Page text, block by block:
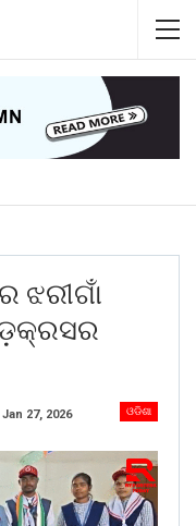
ଝରୀଗାଁ
ଓଡିଶା
Jan 27, 2026